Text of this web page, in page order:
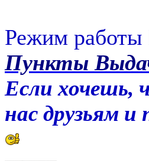
Режим
Пункты
Если хочешь,
нас друзьям